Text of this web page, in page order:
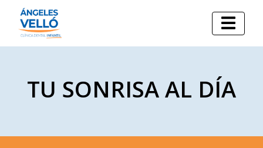
TU SONRISA AL DÍA